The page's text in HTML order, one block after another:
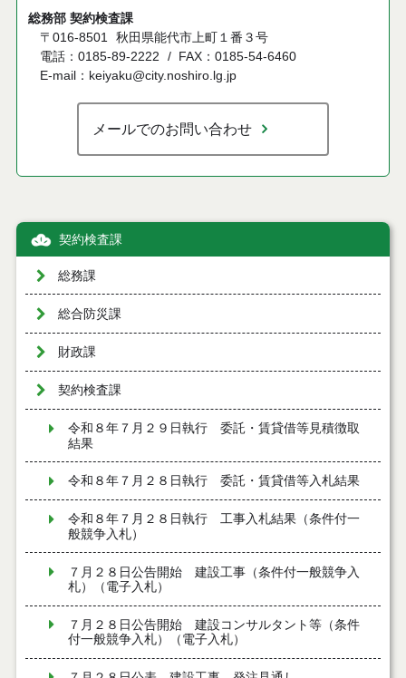
総務部 契約検査課
〒016-8501 秋田県能代市上町１番３号
電話：0185-89-2222
FAX：0185-54-6460
E-mail：keiyaku@city.noshiro.lg.jp
メールでのお問い合わせ
契約検査課
総務課
総合防災課
財政課
契約検査課
令和８年７月２９日執行 委託・賃貸借等見積徴取
結果
令和８年７月２８日執行 委託・賃貸借等入札結果
令和８年７月２８日執行 工事入札結果（条件付一
般競争入札）
７月２８日公告開始 建設工事（条件付一般競争入
札）（電子入札）
７月２８日公告開始 建設コンサルタント等（条件
付一般競争入札）（電子入札）